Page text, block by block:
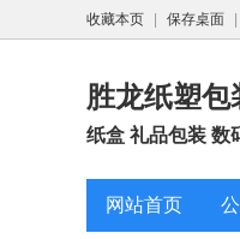
收藏本页 保存桌面
胜龙纸塑包
纸盒 礼品包装 数
网站首页